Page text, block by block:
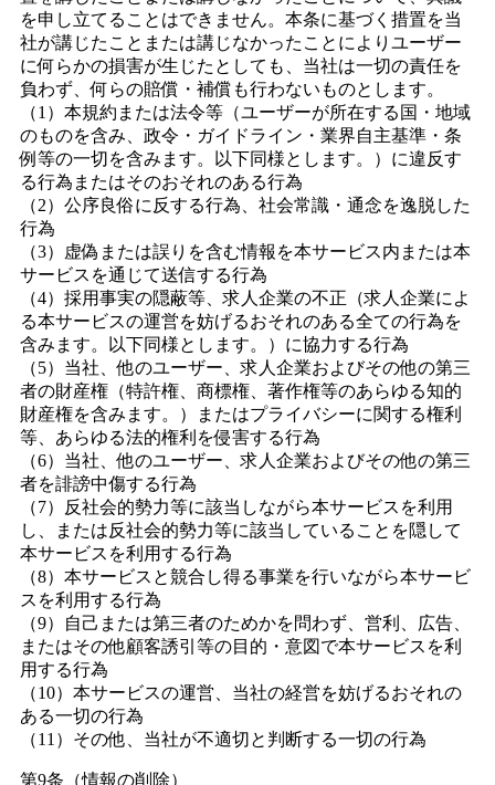
を申し立てることはできません。本条に基づく措置を当
社が講じたことまたは講じなかったことによりユーザー
に何らかの損害が生じたとしても、当社は一切の責任を
負わず、何らの賠償・補償も行わないものとします。
（1）本規約または法令等（ユーザーが所在する国・地域
のものを含み、政令・ガイドライン・業界自主基準・条
例等の一切を含みます。以下同様とします。）に違反す
る行為またはそのおそれのある行為
（2）公序良俗に反する行為、社会常識・通念を逸脱した
行為
（3）虚偽または誤りを含む情報を本サービス内または本
サービスを通じて送信する行為
（4）採用事実の隠蔽等、求人企業の不正（求人企業によ
る本サービスの運営を妨げるおそれのある全ての行為を
含みます。以下同様とします。）に協力する行為
（5）当社、他のユーザー、求人企業およびその他の第三
者の財産権（特許権、商標権、著作権等のあらゆる知的
財産権を含みます。）またはプライバシーに関する権利
等、あらゆる法的権利を侵害する行為
（6）当社、他のユーザー、求人企業およびその他の第三
者を誹謗中傷する行為
（7）反社会的勢力等に該当しながら本サービスを利用
し、または反社会的勢力等に該当していることを隠して
本サービスを利用する行為
（8）本サービスと競合し得る事業を行いながら本サービ
スを利用する行為
（9）自己または第三者のためかを問わず、営利、広告、
またはその他顧客誘引等の目的・意図で本サービスを利
用する行為
（10）本サービスの運営、当社の経営を妨げるおそれの
ある一切の行為
（11）その他、当社が不適切と判断する一切の行為
第9条（情報の削除）